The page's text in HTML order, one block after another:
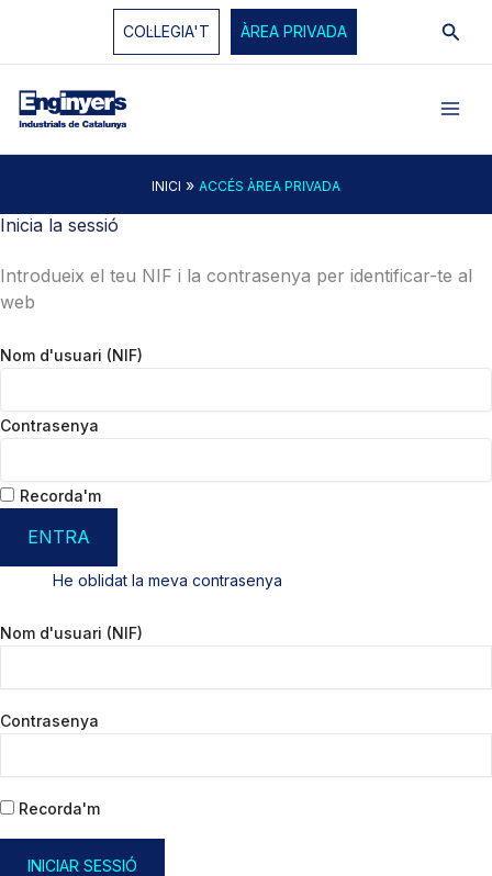
COL·LEGIA'T ÀREA PRIVADA
INICI » ACCÉS ÀREA PRIVADA
Inicia la sessió
Introdueix el teu NIF i la contrasenya per identificar-te al
web
Nom d'usuari (NIF)
Contrasenya
Recorda'm
ENTRA
He oblidat la meva contrasenya
Nom d'usuari (NIF)
Contrasenya
Recorda'm
INICIAR SESSIÓ